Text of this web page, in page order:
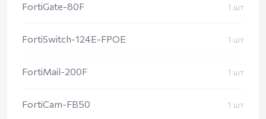
FortiGate-80F 1 шт
FortiSwitch-124E-FPOE 1 шт
FortiMail-200F 1 шт
FortiCam-FB50 1 шт